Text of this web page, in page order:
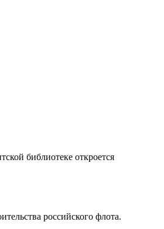
библиотеке откроется
российского флота.